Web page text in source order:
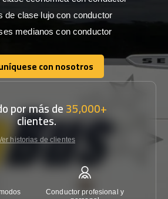
de clase lujo con conductor
medianos con conductor
con nosotros
con nosotros
por más de35,000+
clientes.
historias de clientes
Conductor profesional y